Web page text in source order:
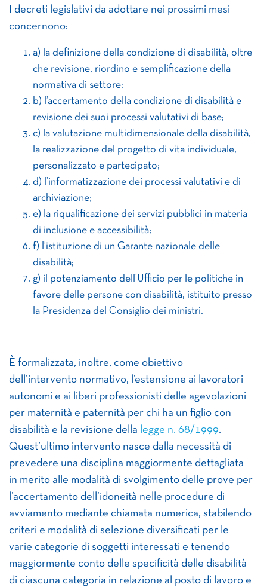
I decreti legislativi da adottare nei prossimi mesi
concernono:
a) la definizione della condizione di disabilità, oltre
che revisione, riordino e semplificazione della
normativa di settore;
b) l’accertamento della condizione di disabilità e
revisione dei suoi processi valutativi di base;
c) la valutazione multidimensionale della disabilità,
la realizzazione del progetto di vita individuale,
personalizzato e partecipato;
d) l’informatizzazione dei processi valutativi e di
archiviazione;
e) la riqualificazione dei servizi pubblici in materia
di inclusione e accessibilità;
f) l’istituzione di un Garante nazionale delle
disabilità;
g) il potenziamento dell’Ufficio per le politiche in
favore delle persone con disabilità, istituito presso
la Presidenza del Consiglio dei ministri.
È formalizzata, inoltre, come obiettivo
dell’intervento normativo, l’estensione ai lavoratori
autonomi e ai liberi professionisti delle agevolazioni
per maternità e paternità per chi ha un figlio con
disabilità e la revisione della legge n. 68/1999.
Quest’ultimo intervento nasce dalla necessità di
prevedere una disciplina maggiormente dettagliata
in merito alle modalità di svolgimento delle prove per
l’accertamento dell’idoneità nelle procedure di
avviamento mediante chiamata numerica, stabilendo
criteri e modalità di selezione diversificati per le
varie categorie di soggetti interessati e tenendo
maggiormente conto delle specificità delle disabilità
di ciascuna categoria in relazione al posto di lavoro e